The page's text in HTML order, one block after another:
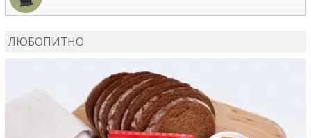
ЛЮБОПИТНО